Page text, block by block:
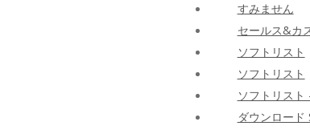
すみません
セールス&カ
ソフトリスト
ソフトリスト
ソフトリスト
ダウンロード